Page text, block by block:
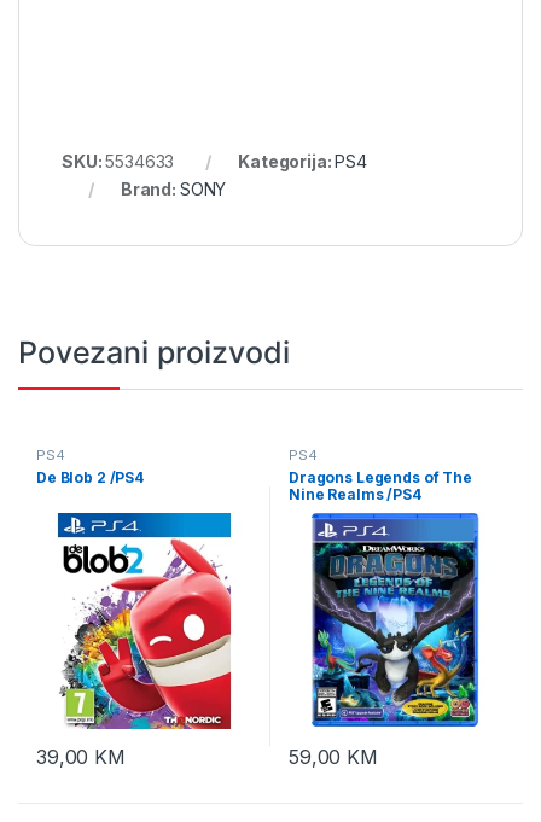
SKU:5534633 Kategorija:PS4
Brand: SONY
Povezani proizvodi
PS4
De Blob 2 /PS4
39,00 KM
PS4
Dragons Legends of The
Nine Realms /PS4
59,00 KM